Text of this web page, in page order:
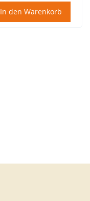
In den Warenkorb